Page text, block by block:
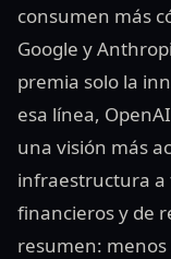
consumen más
Google y
premia solo la
esa línea,
una visión más
infraestructura
financieros y de
resumen: